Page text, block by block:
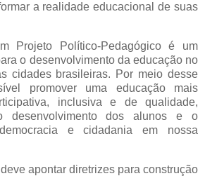
a realidade educacional de suas
Projeto Político-Pedagógico é um
o desenvolvimento da educação no
cidades brasileiras. Por meio desse
promover uma educação mais
inclusiva e de qualidade,
desenvolvimento dos alunos e o
e cidadania em nossa
apontar diretrizes para construção